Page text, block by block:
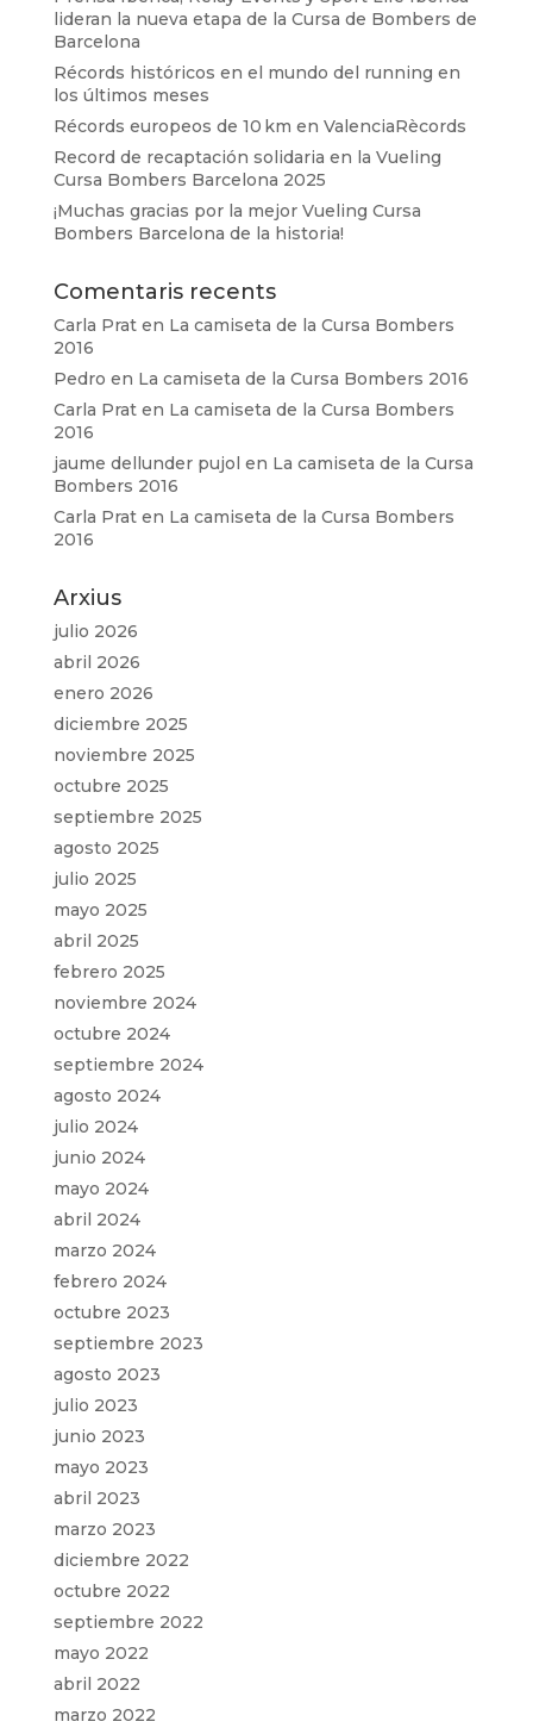
lideran la nueva etapa de la Cursa de Bombers de
Barcelona
Récords históricos en el mundo del running en
los últimos meses
Récords europeos de 10 km en ValenciaRècords
Record de recaptación solidaria en la Vueling
Cursa Bombers Barcelona 2025
¡Muchas gracias por la mejor Vueling Cursa
Bombers Barcelona de la historia!
Comentaris recents
Carla Praten La camiseta de la Cursa Bombers
2016
Pedro en La camiseta de la Cursa Bombers 2016
Carla Praten La camiseta de la Cursa Bombers
2016
jaume dellunder pujol en La camiseta de la Cursa
Bombers 2016
Carla Praten La camiseta de la Cursa Bombers
2016
Arxius
julio 2026
abril 2026
enero 2026
diciembre 2025
noviembre 2025
octubre 2025
septiembre 2025
agosto 2025
julio 2025
mayo 2025
abril 2025
febrero 2025
noviembre 2024
octubre 2024
septiembre 2024
agosto 2024
julio 2024
junio 2024
mayo 2024
abril 2024
marzo 2024
febrero 2024
octubre 2023
septiembre 2023
agosto 2023
julio 2023
junio 2023
mayo 2023
abril 2023
marzo 2023
diciembre 2022
octubre 2022
septiembre 2022
mayo 2022
abril 2022
marzo 2022